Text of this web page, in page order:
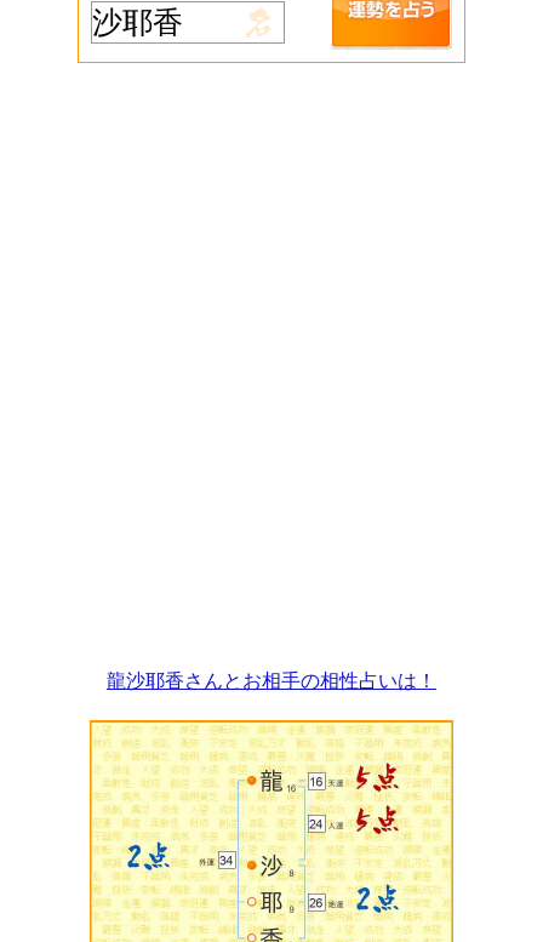
龍沙耶香さんとお相手の相性占いは！